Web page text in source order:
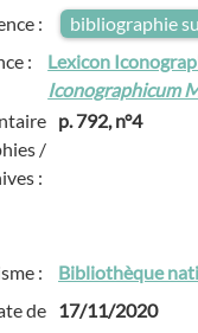
:
bibliographie
:
Lexicon
Iconographicum
/
:
p. 792, n°4
:
Bibliothèque
de 17/11/2020